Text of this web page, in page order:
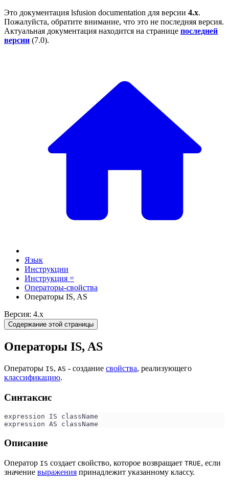
Это документация lsfusion documentation для версии 4.x.
Пожалуйста, обратите внимание, что это не последняя версия.
Актуальная документация находится на странице последней
версии (7.0).
Язык
Инструкции
Инструкция =
Операторы-свойства
Операторы IS, AS
Версия: 4.x
Содержание этой страницы
Операторы IS, AS
Операторы IS, AS - создание свойства, реализующего
классификацию.
Синтаксис
expression IS className
expression AS className
Описание
Оператор IS создает свойство, которое возвращает TRUE, если
значение выражения принадлежит указанному классу.